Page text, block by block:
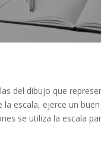
del dibujo que
escala, ejerce un buen
se utiliza la escala